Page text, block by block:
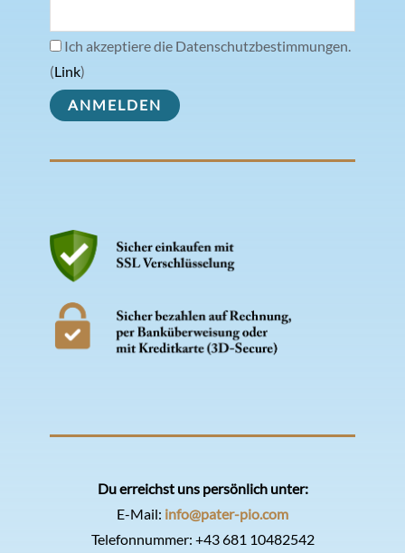
Ich akzeptiere die Datenschutzbestimmungen.
(Link)
Du erreichst uns persönlich unter:
E-Mail: info@pater-pio.com
Telefonnummer: +43 681 10482542